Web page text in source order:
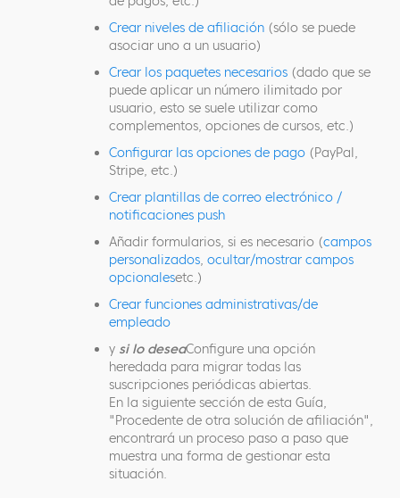
Crear niveles de afiliación (sólo se puede
asociar uno a un usuario)
Crear los paquetes necesarios (dado que se
puede aplicar un número ilimitado por
usuario, esto se suele utilizar como
complementos, opciones de cursos, etc.)
Configurar las opciones de pago (PayPal,
Stripe, etc.)
Crear plantillas de correo electrónico /
notificaciones push
Añadir formularios, si es necesario (campos
personalizados, ocultar/mostrar campos
opcionalesetc.)
Crear funciones administrativas/de
empleado
y si lo deseaConfigure una opción
heredada para migrar todas las
suscripciones periódicas abiertas.
En la siguiente sección de esta Guía,
"Procedente de otra solución de afiliación",
encontrará un proceso paso a paso que
muestra una forma de gestionar esta
situación.